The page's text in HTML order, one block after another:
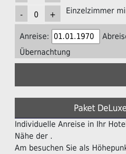
Einzelzimmer
Anreise:
Übernachtung
Paket
Individuelle Anreise in Ihr
Nähe der .
Am besuchen Sie als